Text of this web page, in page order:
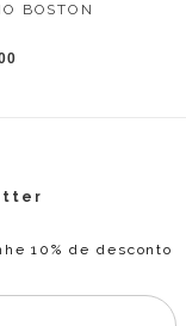
BOSTON
10% de desconto